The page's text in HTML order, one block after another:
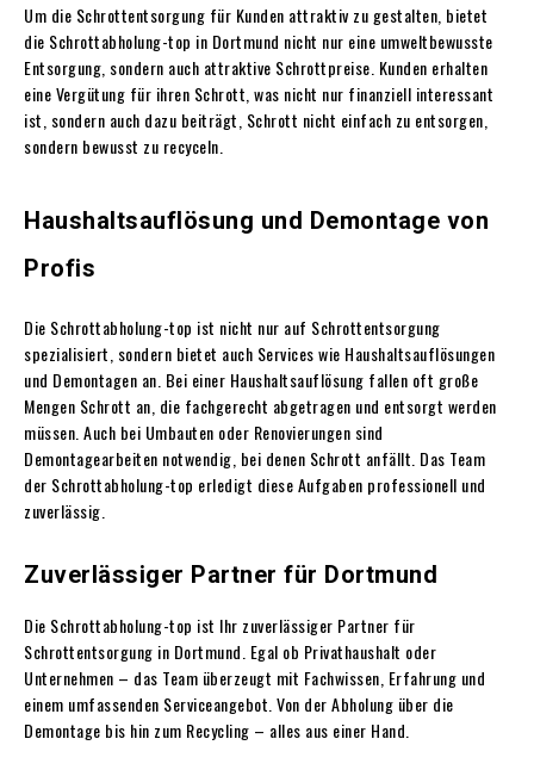
Um die Schrottentsorgung für Kunden attraktiv zu gestalten, bietet
die Schrottabholung-top in Dortmund nicht nur eine umweltbewusste
Entsorgung, sondern auch attraktive Schrottpreise. Kunden erhalten
eine Vergütung für ihren Schrott, was nicht nur finanziell interessant
ist, sondern auch dazu beiträgt, Schrott nicht einfach zu entsorgen,
sondern bewusst zu recyceln.
Haushaltsauflösung und Demontage von
Profis
Die Schrottabholung-top ist nicht nur auf Schrottentsorgung
spezialisiert, sondern bietet auch Services wie Haushaltsauflösungen
und Demontagen an. Bei einer Haushaltsauflösung fallen oft große
Mengen Schrott an, die fachgerecht abgetragen und entsorgt werden
müssen. Auch bei Umbauten oder Renovierungen sind
Demontagearbeiten notwendig, bei denen Schrott anfällt. Das Team
der Schrottabholung-top erledigt diese Aufgaben professionell und
zuverlässig.
Zuverlässiger Partner für Dortmund
Die Schrottabholung-top ist Ihr zuverlässiger Partner für
Schrottentsorgung in Dortmund. Egal ob Privathaushalt oder
Unternehmen – das Team überzeugt mit Fachwissen, Erfahrung und
einem umfassenden Serviceangebot. Von der Abholung über die
Demontage bis hin zum Recycling – alles aus einer Hand.